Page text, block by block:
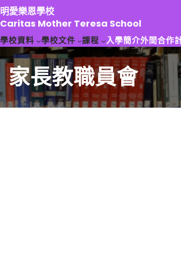
跳
至
主
要
容
明愛樂恩學校
Caritas Mother Teresa School
學校資料 學校文件 課程 入學簡介外間合作
家長教職員會